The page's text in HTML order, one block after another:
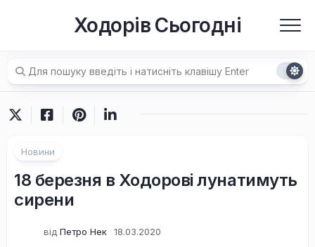
Ходорів Сьогодні
Новини
18 березня в Ходорові лунатимуть
сирени
від Петро Нек 18.03.2020